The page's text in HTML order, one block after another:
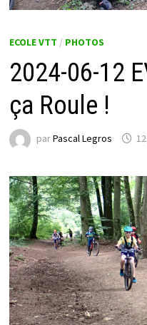
ECOLE VTT / PHOTOS
2024-06-12
ça Roule !
parPascal Legros